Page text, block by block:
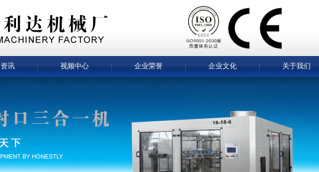
讯 视频中心 企业荣誉 企业文化 关于我们